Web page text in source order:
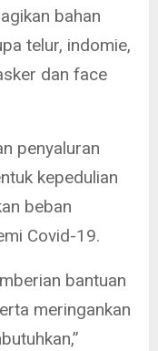
bahan
telur, indomie,
dan face
penyaluran
kepedulian
beban
Covid-19.
bantuan
meringankan